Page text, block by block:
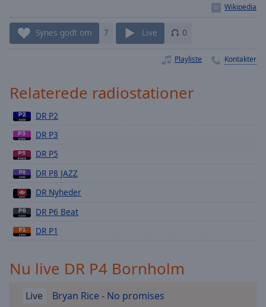
Remaining
Time-
Rate
Chapters
Chapters
Descriptions
descriptions
off,
selected
Subtitles
settings
subtitles
Synes godt om 7 Live 0
Playliste Kontakter
Relaterede radiostationer
DR P2
DR P3
DR P5
DR P8 JAZZ
DR Nyheder
DR P6 Beat
DR P1
Nu live DR P4 Bornholm
Live Bryan Rice - No promises